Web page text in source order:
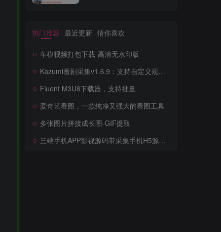
热门推荐 最近更新 猜你喜欢
车模视频打包下载-高清无水印版
Kazumi番剧采集v1.6.9：支持自定义规则+在线观看+弹幕，跨平台下载
Fluent M3U8下载器，支持批量
爱奇艺看图，一款纯净又强大的看图工具
多张图片拼接成长图-GIF提取
三端手机APP影视源码带采集手机H5源码带VIP卡密功能